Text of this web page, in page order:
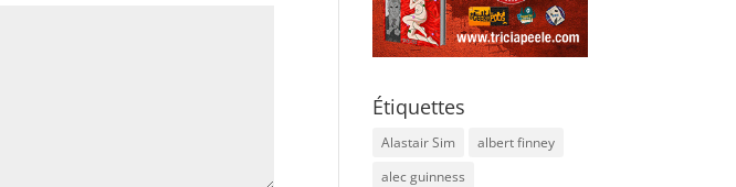
Étiquettes
Alastair Sim
albert finney
alec guinness